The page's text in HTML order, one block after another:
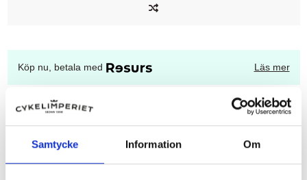
Samtycke Information Om
Köp nu, betala med Läs mer
Uppläggningsavgift: 495,00 kr
För 36 månader blir det totalt 218,00 kr.